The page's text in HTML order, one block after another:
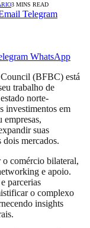
3 MINS READ
Telegram
WhatsApp
(BFBC) está
trabalho de
norte-
investimentos em
suas
dois mercados.
o comércio bilateral,
e apoio.
parcerias
o complexo
insights